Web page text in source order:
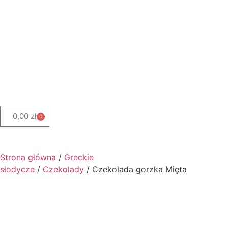
0,00 zł 0
Strona główna / Greckie
słodycze / Czekolady / Czekolada gorzka Mięta